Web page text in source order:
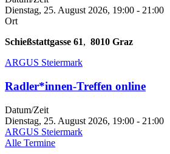
Dienstag, 25. August 2026, 19:00 - 21:00
Ort
Schießstattgasse 61, 8010 Graz
ARGUS Steiermark
Radler*innen-Treffen online
Datum/Zeit
Dienstag, 25. August 2026, 19:00 - 21:00
ARGUS Steiermark
Alle Termine